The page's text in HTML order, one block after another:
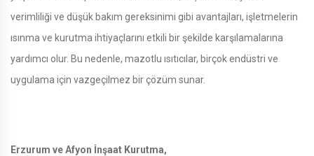
verimliliği ve düşük bakım gereksinimi gibi avantajları, işletmelerin
ısınma ve kurutma ihtiyaçlarını etkili bir şekilde karşılamalarına
yardımcı olur. Bu nedenle, mazotlu ısıtıcılar, birçok endüstri ve
uygulama için vazgeçilmez bir çözüm sunar.
Erzurum ve Afyon İnşaat Kurutma,